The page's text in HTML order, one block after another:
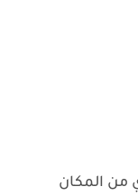
من المكان